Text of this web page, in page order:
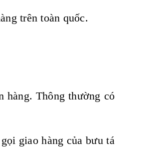
trên toàn quốc.
hàng. Thông thường có
giao hàng của bưu tá